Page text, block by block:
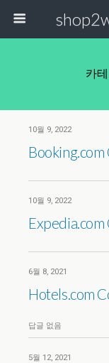
카
10월 9, 2022
10월 9, 2022
6월 8, 2021
Hotels.com
답글 없음
5월 12, 2021